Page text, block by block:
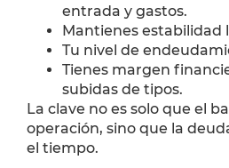
entrada y gastos.
Mantienes estabilidad
Tu nivel de
Tienes margen
subidas de tipos.
La clave no es solo que el
operación, sino que la
el tiempo.